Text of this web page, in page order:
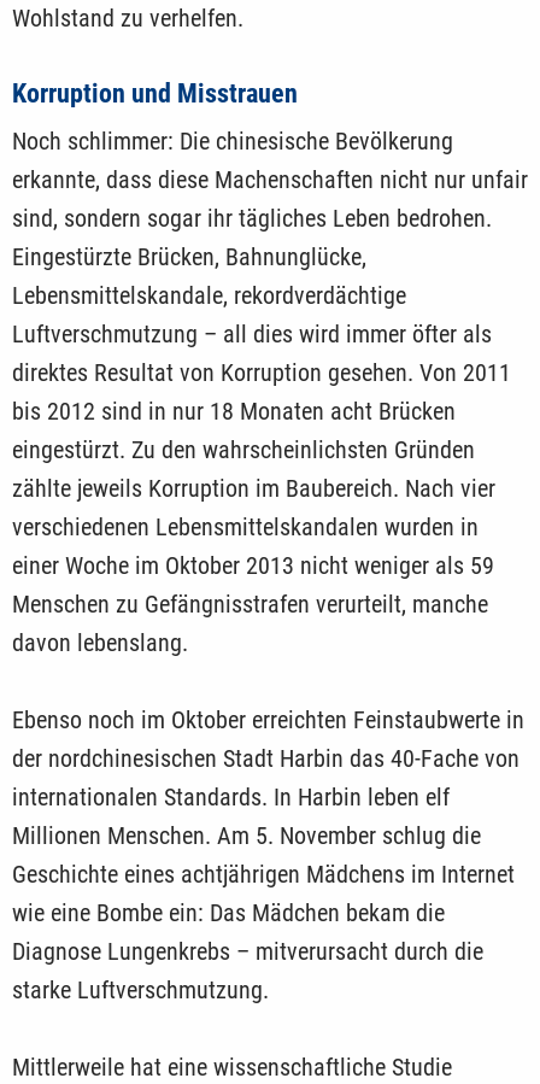
Wohlstand zu verhelfen.
Korruption und Misstrauen
Noch schlimmer: Die chinesische Bevölkerung
erkannte, dass diese Machenschaften nicht nur unfair
sind, sondern sogar ihr tägliches Leben bedrohen.
Eingestürzte Brücken, Bahnunglücke,
Lebensmittelskandale, rekordverdächtige
Luftverschmutzung – all dies wird immer öfter als
direktes Resultat von Korruption gesehen. Von 2011
bis 2012 sind in nur 18 Monaten acht Brücken
eingestürzt. Zu den wahrscheinlichsten Gründen
zählte jeweils Korruption im Baubereich. Nach vier
verschiedenen Lebensmittelskandalen wurden in
einer Woche im Oktober 2013 nicht weniger als 59
Menschen zu Gefängnisstrafen verurteilt, manche
davon lebenslang.
Ebenso noch im Oktober erreichten Feinstaubwerte in
der nordchinesischen Stadt Harbin das 40-Fache von
internationalen Standards. In Harbin leben elf
Millionen Menschen. Am 5. November schlug die
Geschichte eines achtjährigen Mädchens im Internet
wie eine Bombe ein: Das Mädchen bekam die
Diagnose Lungenkrebs – mitverursacht durch die
starke Luftverschmutzung.
Mittlerweile hat eine wissenschaftliche Studie